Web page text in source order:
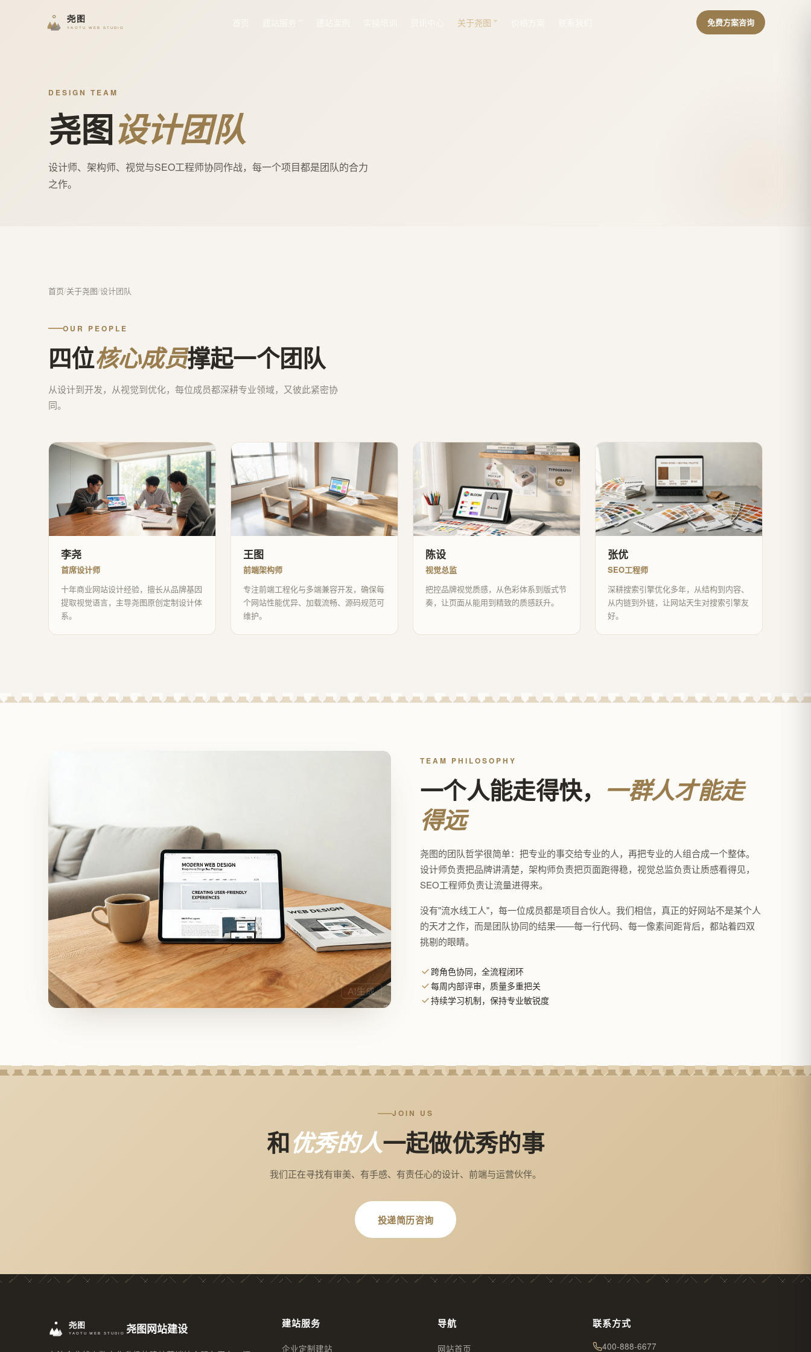
关于尧图 免费方案咨询
DESIGN TEAM
尧图设计团队
设计师、架构师、视觉与SEO工程师协同作战，每一个项目都是团队的合力
之作。
首页/关于尧图/设计团队
OUR PEOPLE
四位核心成员撑起一个团队
从设计到开发，从视觉到优化，每位成员都深耕专业领域，又彼此紧密协
同。
李尧
首席设计师
十年商业网站设计经验，擅长从品牌基因
提取视觉语言，主导尧图原创定制设计体
系。
王图
前端架构师
专注前端工程化与多端兼容开发，确保每
个网站性能优异、加载流畅、源码规范可
维护。
陈设
视觉总监
把控品牌视觉质感，从色彩体系到版式节
奏，让页面从能用到精致的质感跃升。
张优
SEO工程师
深耕搜索引擎优化多年，从结构到内容、
从内链到外链，让网站天生对搜索引擎友
好。
TEAM PHILOSOPHY
一个人能走得快， 一群人才能走
得远
尧图的团队哲学很简单：把专业的事交给专业的人，再把专业的人组合成一个整体。
设计师负责把品牌讲清楚，架构师负责把页面跑得稳，视觉总监负责让质感看得见，
SEO工程师负责让流量进得来。
没有"流水线工人"，每一位成员都是项目合伙人。我们相信，真正的好网站不是某个人
的天才之作，而是团队协同的结果——每一行代码、每一像素间距背后，都站着四双
挑剔的眼睛。
跨角色协同，全流程闭环
每周内部评审，质量多重把关
持续学习机制，保持专业敏锐度
JOIN US
和优秀的人一起做优秀的事
我们正在寻找有审美、有手感、有责任心的设计、前端与运营伙伴。
投递简历咨询
尧图网站建设 建站服务
企业定制建站
导航
网站首页
联系方式
400-888-6677